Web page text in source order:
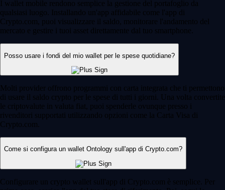
I wallet mobile rendono semplice la gestione del portafoglio da
qualsiasi luogo. Installando un'app affidabile come l'app di
Crypto.com, puoi visualizzare il saldo, monitorare l'andamento del
mercato e gestire i tuoi asset direttamente dal tuo smartphone.
Posso usare i fondi del mio wallet per le spese quotidiane?
Molti provider offrono programmi con carta integrata che ti permettono
di usare il saldo crypto per le spese di tutti i giorni. Una volta convertite
le criptovalute in valuta fiat, puoi spenderle ovunque presso i
rivenditori supportati utilizzando opzioni come la Carta Visa di
Crypto.com.
Come si configura un wallet Ontology sull'app di Crypto.com?
Configurare un crypto wallet sull'app di Crypto.com è semplice. Per